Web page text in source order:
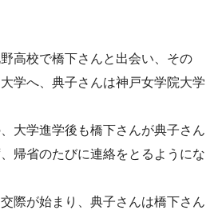
高校で橋下さんと出会い、その
学へ、典子さんは神戸女学院大学
大学進学後も橋下さんが典子さん
帰省のたびに連絡をとるようにな
際が始まり、典子さんは橋下さん